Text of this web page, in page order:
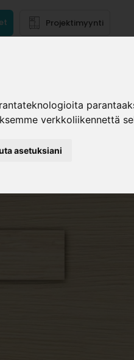
verkkoliikennettä
asetuksiani
Projektimyynti